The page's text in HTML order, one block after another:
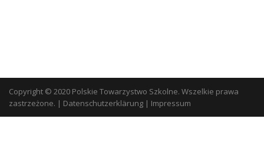
Copyright © 2020 Polskie Towarzystwo Szkolne. Wszelkie prawa
zastrzeżone. | Datenschutzerklärung | Impressum